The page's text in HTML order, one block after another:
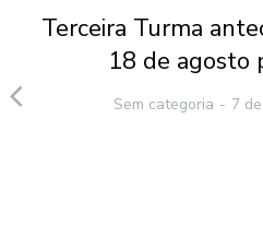
Terceira Turma
18 de agosto
Sem categoria 7